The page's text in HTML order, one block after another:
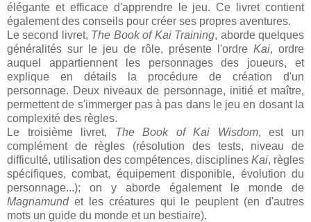
élégante et efficace d'apprendre le jeu. Ce livret contient
également des conseils pour créer ses propres aventures.
Le second livret, The Book of Kai Training, aborde quelques
généralités sur le jeu de rôle, présente l'ordre Kai, ordre
auquel appartiennent les personnages des joueurs, et
explique en détails la procédure de création d'un
personnage. Deux niveaux de personnage, initié et maître,
permettent de s'immerger pas à pas dans le jeu en dosant la
complexité des règles.
Le troisième livret, The Book of Kai Wisdom, est un
complément de règles (résolution des tests, niveau de
difficulté, utilisation des compétences, disciplines Kai, règles
spécifiques, combat, équipement disponible, évolution du
personnage...); on y aborde également le monde de
Magnamund et les créatures qui le peuplent (en d'autres
mots un guide du monde et un bestiaire).